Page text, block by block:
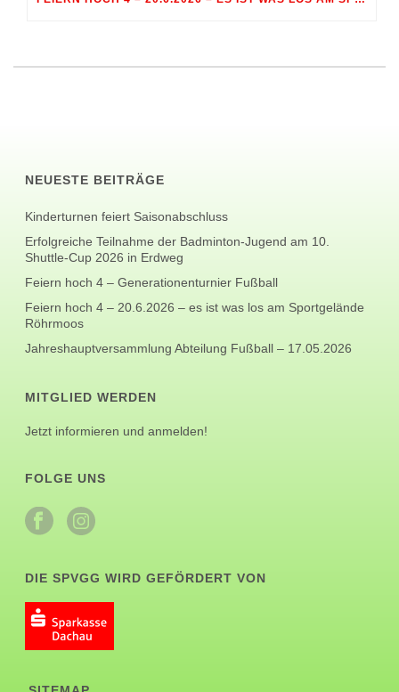
NEUESTE BEITRÄGE
Kinderturnen feiert Saisonabschluss
Erfolgreiche Teilnahme der Badminton-Jugend am 10.
Shuttle-Cup 2026 in Erdweg
Feiern hoch 4 – Generationenturnier Fußball
Feiern hoch 4 – 20.6.2026 – es ist was los am Sportgelände
Röhrmoos
Jahreshauptversammlung Abteilung Fußball – 17.05.2026
MITGLIED WERDEN
Jetzt informieren und anmelden!
FOLGE UNS
DIE SPVGG WIRD GEFÖRDERT VON